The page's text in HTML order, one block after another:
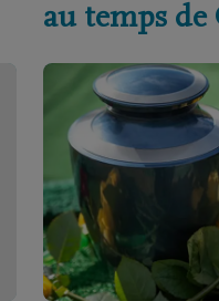
au temps de